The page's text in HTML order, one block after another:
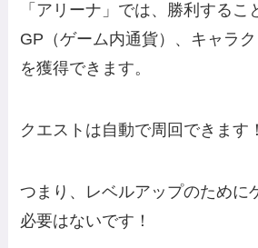
「アリーナ」では、勝利するこ
GP（ゲーム内通貨）、キャラ
を獲得できます。
クエストは自動で周回できます！
つまり、レベルアップのために
必要はないです！